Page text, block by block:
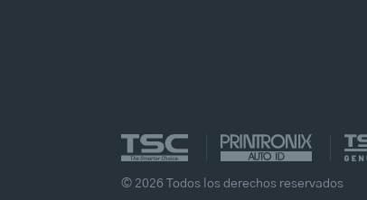
© 2026 Todos los derechos reservados